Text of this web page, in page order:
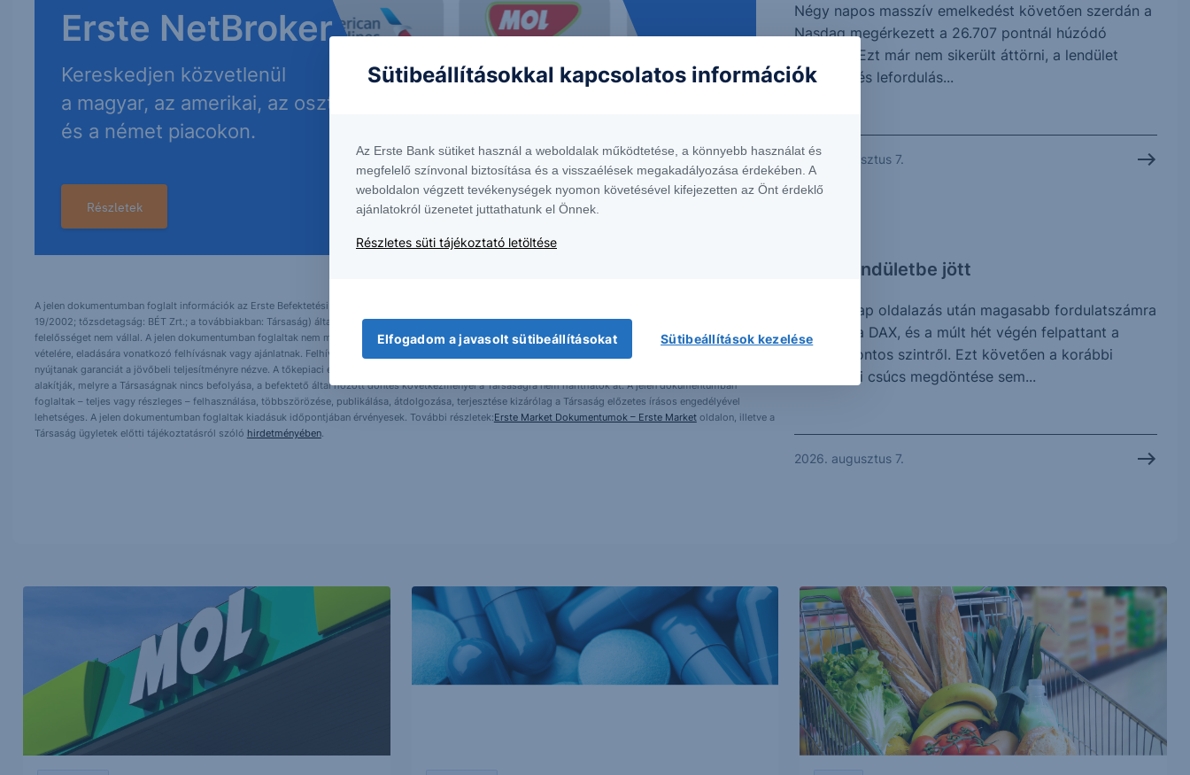
Erste NetBroker
Kereskedjen közvetlenül
a magyar, az amerikai, az osztrák
és a német piacokon.
Részletek
A jelen dokumentumban foglalt információk az Erste Befektetési Zrt. (székhely: 1138 Budapest, Népfürdő u. 24-26.; tev. eng. szám: E-III/324/2008 és III/75.005-
19/2002; tőzsdetagság: BÉT Zrt.; a továbbiakban: Társaság) által hitelesnek tartott forrásokon alapulnak, de azokért a Társaság szavatosságot vagy
felelősséget nem vállal. A jelen dokumentumban foglaltak nem minősíthetők befektetésre való ösztönzésnek, befektetési tanácsadásnak, értékpapír jegyzésére,
vételére, eladására vonatkozó felhívásnak vagy ajánlatnak. Felhívjuk szíves figyelmét arra, hogy a múltbeli teljesítmények, illetve jövőbeli becslések nem
nyújtanak garanciát a jövőbeli teljesítményre nézve. A tőkepiaci és makrogazdasági helyzetet, a befektetések és azok hozamai alakulását olyan tényezők
alakítják, melyre a Társaságnak nincs befolyása, a befektető által hozott döntés következményei a Társaságra nem háríthatók át. A jelen dokumentumban
foglaltak – teljes vagy részleges – felhasználása, többszörözése, publikálása, átdolgozása, terjesztése kizárólag a Társaság előzetes írásos engedélyével
lehetséges. A jelen dokumentumban foglaltak kiadásuk időpontjában érvényesek. További részletek:Erste Market Dokumentumok – Erste Marketoldalon, illetve a
Társaság ügyletek előtti tájékoztatásról szóló hirdetményében.
Négy napos masszív emelkedést követően szerdán a
Nasdaq megérkezett a 26.707 pontnál húzódó
szinthez. Ezt már nem sikerült áttörni, a lendület
megtört, és lefordulás...
2026. augusztus 7.
DAX: Lendületbe jött
Néhány nap oldalazás után magasabb fordulatszámra
kapcsolt a DAX, és a múlt hét végén felpattant a
25.508 pontos szintről. Ezt követően a korábbi
történelmi csúcs megdöntése sem...
2026. augusztus 7.
Sütibeállításokkal kapcsolatos információk
Az Erste Bank sütiket használ a weboldalak működtetése, a könnyebb használat és
megfelelő színvonal biztosítása és a visszaélések megakadályozása érdekében. A
weboldalon végzett tevékenységek nyomon követésével kifejezetten az Önt érdeklő
ajánlatokról üzenetet juttathatunk el Önnek.
Részletes süti tájékoztató letöltése
Elfogadom a javasolt sütibeállításokat Sütibeállítások kezelése